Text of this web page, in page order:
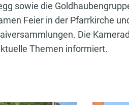
sowie die
Feier in der Pfarrkirche
Die
Themen informiert.